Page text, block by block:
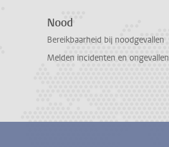
Nood
Bereikbaarheid bij noodgevallen
Melden incidenten en ongevallen